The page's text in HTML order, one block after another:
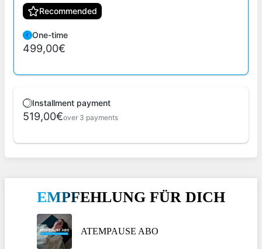
One-time
Recommended
499,00€
Installment payment
519,00€over 3 payments
EMPFEHLUNG FÜR DICH
ATEMPAUSE ABO